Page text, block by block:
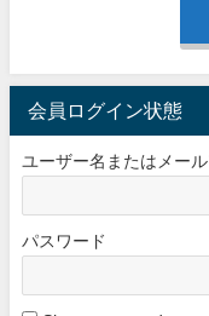
会員ログイン状態
ユーザー名またはメー
パスワード